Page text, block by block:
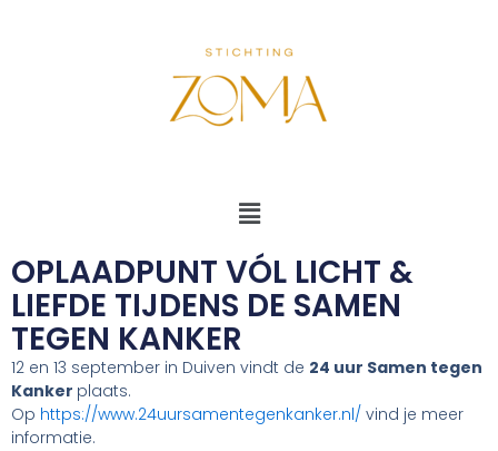
Menu
OPLAADPUNT VÓL LICHT &
LIEFDE TIJDENS DE SAMEN
TEGEN KANKER
12 en 13 september in Duiven vindt de 24 uur Samen tegen
Kanker plaats.
Op https://www.24uursamentegenkanker.nl/ vind je meer
informatie.